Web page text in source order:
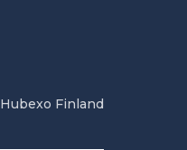
Hubexo Finland